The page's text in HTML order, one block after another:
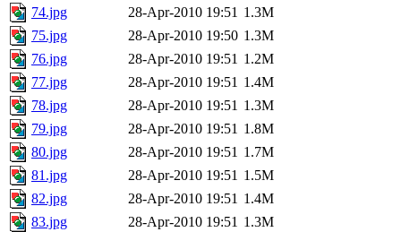
74.jpg
28-Apr-2010 19:51 1.3M
75.jpg
28-Apr-2010 19:50 1.3M
76.jpg
28-Apr-2010 19:51 1.2M
77.jpg
28-Apr-2010 19:51 1.4M
78.jpg
28-Apr-2010 19:51 1.3M
79.jpg
28-Apr-2010 19:51 1.8M
80.jpg
28-Apr-2010 19:51 1.7M
81.jpg
28-Apr-2010 19:51 1.5M
82.jpg
28-Apr-2010 19:51 1.4M
83.jpg
28-Apr-2010 19:51 1.3M